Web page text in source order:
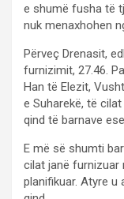
e shumë fusha të
nuk menaxhohen
Përveç Drenasit,
furnizimit, 27.46.
Han të Elezit,
e Suharekë, të
qind të barnave
E më së shumti
cilat janë furnizuar
planifikuar. Atyre u